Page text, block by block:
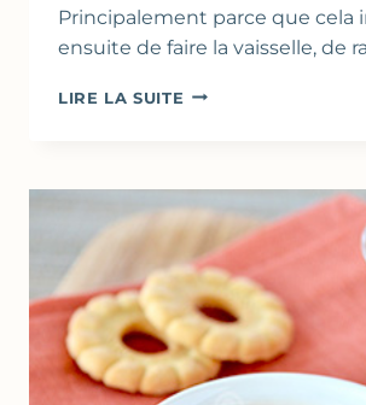
Principalement parce que cela
ensuite de faire la vaisselle, de
LIRE LA SUITE PETITES
CHOCOLAT
&
RICOTTA